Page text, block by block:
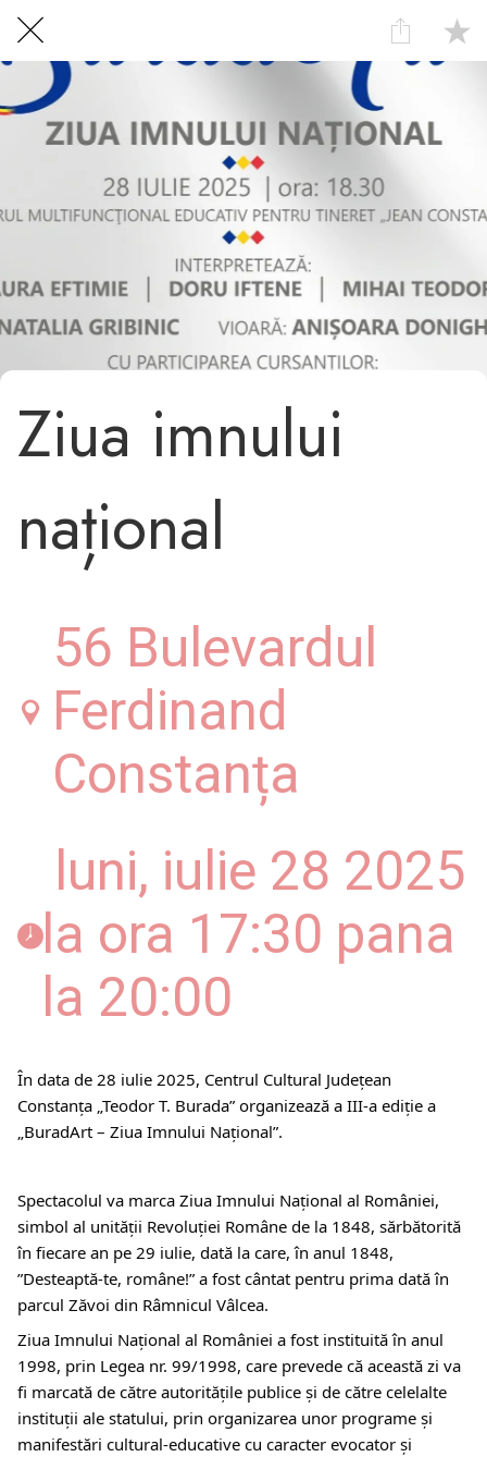
Ziua imnului
național
56 Bulevardul
Ferdinand
Constanța
la ora 17:30 pana
la 20:00
În data de 28 iulie 2025, Centrul Cultural Județean
Constanța „Teodor T. Burada” organizează a III-a ediție a
„BuradArt – Ziua Imnului Național”.
Spectacolul va marca Ziua Imnului Național al României,
simbol al unităţii Revoluţiei Române de la 1848, sărbătorită
în fiecare an pe 29 iulie, dată la care, în anul 1848,
”Desteaptă-te, române!” a fost cântat pentru prima dată în
parcul Zăvoi din Râmnicul Vâlcea.
Ziua Imnului Naţional al României a fost instituită în anul
1998, prin Legea nr. 99/1998, care prevede că această zi va
fi marcată de către autorităţile publice şi de către celelalte
instituţii ale statului, prin organizarea unor programe şi
manifestări cultural-educative cu caracter evocator şi
Centrul Burada 🇷🇴 🇬🇧 🇫🇷 🇺🇦
Asistentul Centrului Cultural Teodor T. Burada